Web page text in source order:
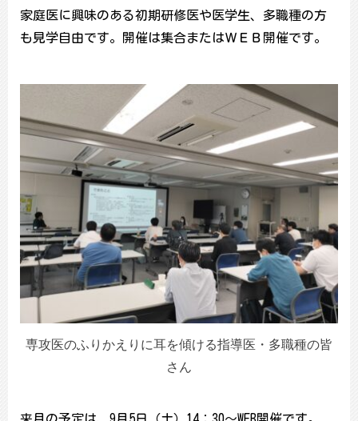
家庭医に興味のある初期研修医や医学生、多職種の方
も見学自由です。開催は集合またはＷＥＢ開催です。
専攻医のふりかえりに耳を傾ける指導医・多職種の皆
さん